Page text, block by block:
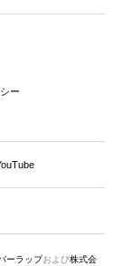
ー
ーラップおよび株式会